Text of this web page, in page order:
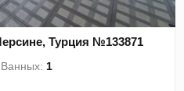
Турция №133871
Ванных: 1